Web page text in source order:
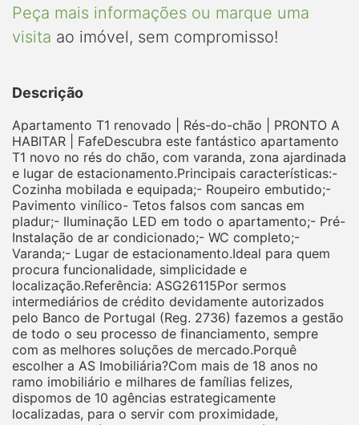
Peça mais informações ou marque uma
visita ao imóvel, sem compromisso!
Descrição
Apartamento T1 renovado | Rés-do-chão | PRONTO A
HABITAR | FafeDescubra este fantástico apartamento
T1 novo no rés do chão, com varanda, zona ajardinada
e lugar de estacionamento.Principais características:-
Cozinha mobilada e equipada;- Roupeiro embutido;-
Pavimento vinílico- Tetos falsos com sancas em
pladur;- Iluminação LED em todo o apartamento;- Pré-
Instalação de ar condicionado;- WC completo;-
Varanda;- Lugar de estacionamento.Ideal para quem
procura funcionalidade, simplicidade e
localização.Referência: ASG26115Por sermos
intermediários de crédito devidamente autorizados
pelo Banco de Portugal (Reg. 2736) fazemos a gestão
de todo o seu processo de financiamento, sempre
com as melhores soluções de mercado.Porquê
escolher a AS Imobiliária?Com mais de 18 anos no
ramo imobiliário e milhares de famílias felizes,
dispomos de 10 agências estrategicamente
localizadas, para o servir com proximidade,